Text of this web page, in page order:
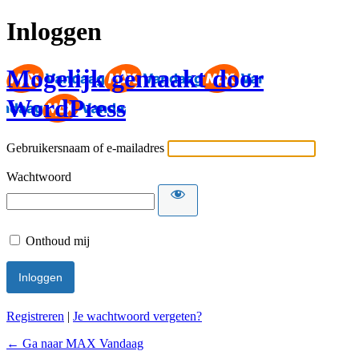
Inloggen
Mogelijk gemaakt door
WordPress
Gebruikersnaam of e-mailadres
Wachtwoord
Onthoud mij
Registreren | Je wachtwoord vergeten?
← Ga naar MAX Vandaag